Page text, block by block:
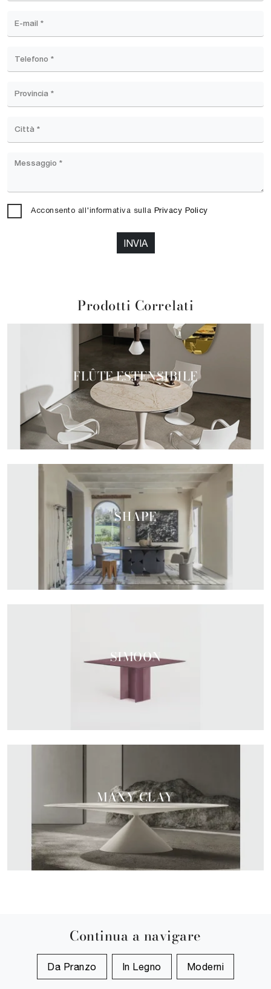
Prodotti Correlati
FLÛTE ESTENSIBILE
SHAPE
SIMOON
MAXY CLAY
Acconsento all'informativa sulla Privacy Policy
INVIA
Continua a navigare
Da Pranzo In Legno Moderni